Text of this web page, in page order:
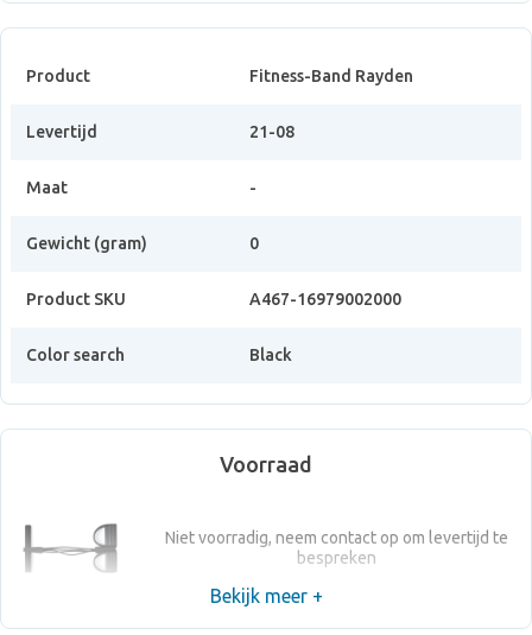
Product Fitness-Band Rayden
Levertijd 21-08
Maat -
Gewicht (gram) 0
Product SKU A467-16979002000
Color search Black
Voorraad
Niet voorradig, neem contact op om levertijd te
bespreken
Bekijk meer +